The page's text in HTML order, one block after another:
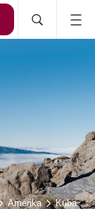
Amerika Kuba